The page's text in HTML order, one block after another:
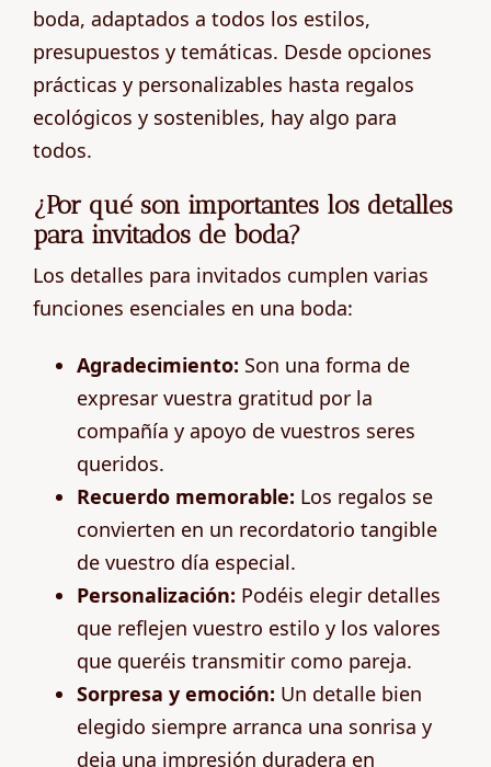
boda, adaptados a todos los estilos,
presupuestos y temáticas. Desde opciones
prácticas y personalizables hasta regalos
ecológicos y sostenibles, hay algo para
todos.
¿Por qué son importantes los detalles
para invitados de boda?
Los detalles para invitados cumplen varias
funciones esenciales en una boda:
Agradecimiento: Son una forma de
expresar vuestra gratitud por la
compañía y apoyo de vuestros seres
queridos.
Recuerdo memorable: Los regalos se
convierten en un recordatorio tangible
de vuestro día especial.
Personalización: Podéis elegir detalles
que reflejen vuestro estilo y los valores
que queréis transmitir como pareja.
Sorpresa y emoción: Un detalle bien
elegido siempre arranca una sonrisa y
deja una impresión duradera en